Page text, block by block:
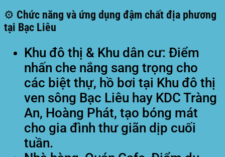
⚙️ Chức năng và ứng dụng đậm chất địa phương
tại Bạc Liêu
Khu đô thị & Khu dân cư: Điểm
nhấn che nắng sang trọng cho
các biệt thự, hồ bơi tại Khu đô thị
ven sông Bạc Liêu hay KDC Tràng
An, Hoàng Phát, tạo bóng mát
cho gia đình thư giãn dịp cuối
tuần.